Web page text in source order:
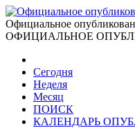
Официальное
ОФИЦИАЛЬНОЕ
Сегодня
Неделя
Месяц
ПОИСК
КАЛЕНДАРЬ